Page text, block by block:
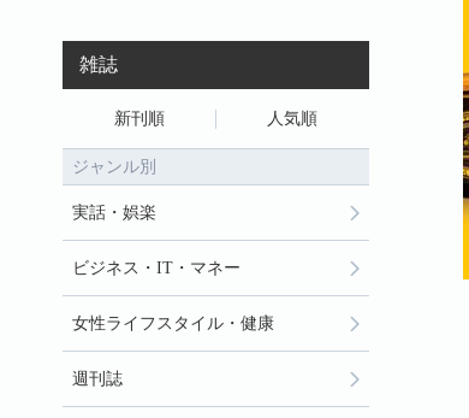
雑誌
新刊順 人気順
ジャンル別
実話・娯楽
ビジネス・IT・マネー
女性ライフスタイル・健康
週刊誌